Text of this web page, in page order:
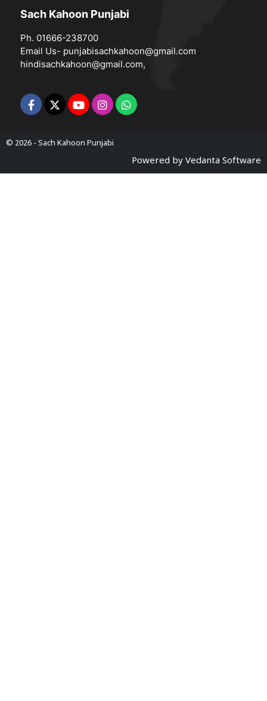
Sach Kahoon Punjabi
Ph. 01666-238700
Email Us- punjabisachkahoon@gmail.com
hindisachkahoon@gmail.com,
© 2026 - Sach Kahoon Punjabi
Powered by Vedanta Software